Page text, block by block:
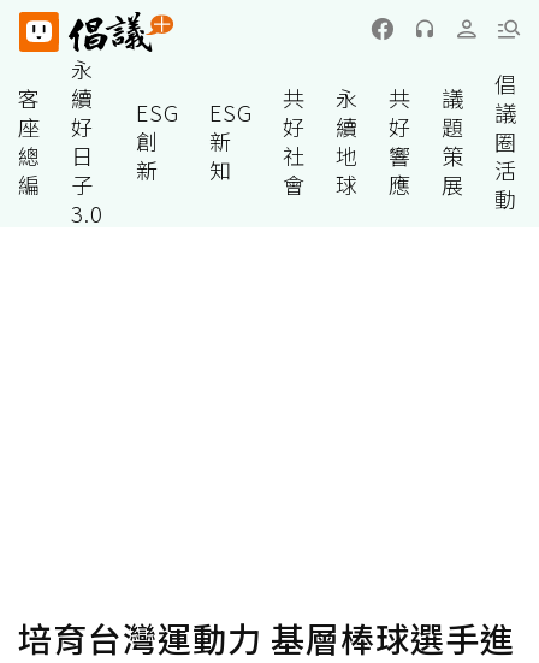
客
座
總
編
永
續
好
日
子
3.0
ESG
創
新
ESG
新
知
共
好
社
會
永
續
地
球
共
好
響
應
議
題
策
展
倡
議
圈
活
動
培育台灣運動力 基層棒球選手進